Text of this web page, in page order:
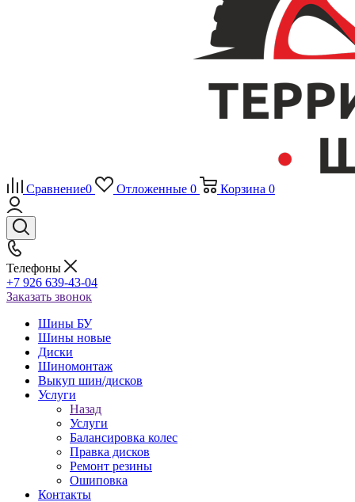
Сравнение0 Отложенные 0 Корзина 0
Телефоны
+7 926 639-43-04
Заказать звонок
Шины БУ
Шины новые
Диски
Шиномонтаж
Выкуп шин/дисков
Услуги
Назад
Услуги
Балансировка колес
Правка дисков
Ремонт резины
Ошиповка
Контакты